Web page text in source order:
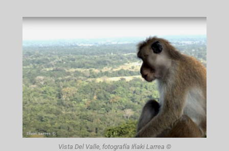
Vista Del Valle, fotografía Iñaki Larrea ©